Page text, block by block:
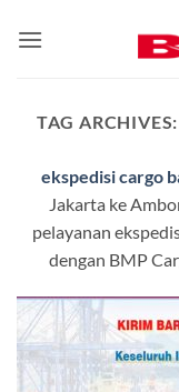
TAG ARCHIVES:
ekspedisi cargo
Jakarta ke
pelayanan
dengan BMP